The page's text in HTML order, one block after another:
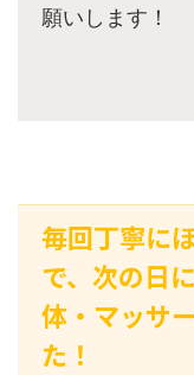
願いします！
毎回丁寧に
で、次の日
体・マッサ
た！